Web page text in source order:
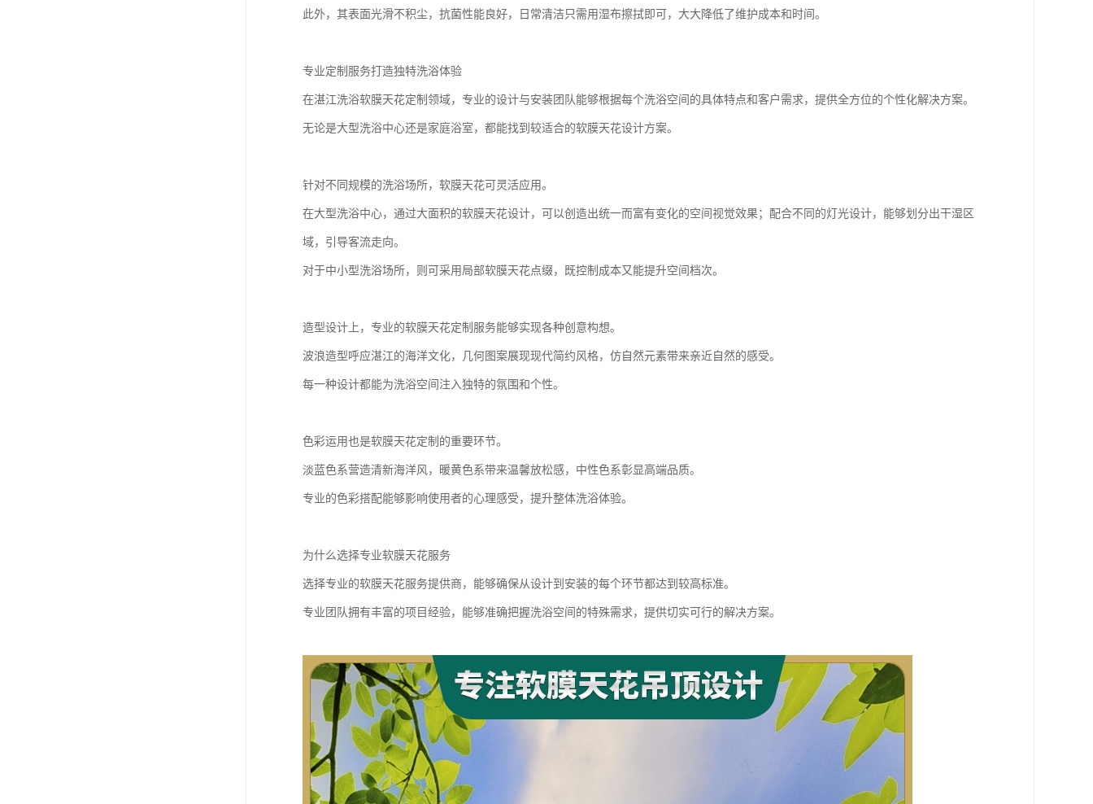
此外，其表面光滑不积尘，抗菌性能良好，日常清洁只需用湿布擦拭即可，大大降低了维护成本和时间。
专业定制服务打造独特洗浴体验
在湛江洗浴软膜天花定制领域，专业的设计与安装团队能够根据每个洗浴空间的具体特点和客户需求，提供全方位的个性化解决方案。
无论是大型洗浴中心还是家庭浴室，都能找到较适合的软膜天花设计方案。
针对不同规模的洗浴场所，软膜天花可灵活应用。
在大型洗浴中心，通过大面积的软膜天花设计，可以创造出统一而富有变化的空间视觉效果；配合不同的灯光设计，能够划分出干湿区
域，引导客流走向。
对于中小型洗浴场所，则可采用局部软膜天花点缀，既控制成本又能提升空间档次。
造型设计上，专业的软膜天花定制服务能够实现各种创意构想。
波浪造型呼应湛江的海洋文化，几何图案展现现代简约风格，仿自然元素带来亲近自然的感受。
每一种设计都能为洗浴空间注入独特的氛围和个性。
色彩运用也是软膜天花定制的重要环节。
淡蓝色系营造清新海洋风，暖黄色系带来温馨放松感，中性色系彰显高端品质。
专业的色彩搭配能够影响使用者的心理感受，提升整体洗浴体验。
为什么选择专业软膜天花服务
选择专业的软膜天花服务提供商，能够确保从设计到安装的每个环节都达到较高标准。
专业团队拥有丰富的项目经验，能够准确把握洗浴空间的特殊需求，提供切实可行的解决方案。